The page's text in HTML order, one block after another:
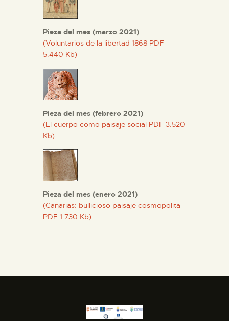
Pieza del mes (marzo 2021)
(Voluntarios de la libertad 1868 PDF
5.440 Kb)
Pieza del mes (febrero 2021)
(El cuerpo como paisaje social PDF 3.520
Kb)
Pieza del mes (enero 2021)
(Canarias: bullicioso paisaje cosmopolita
PDF 1.730 Kb)